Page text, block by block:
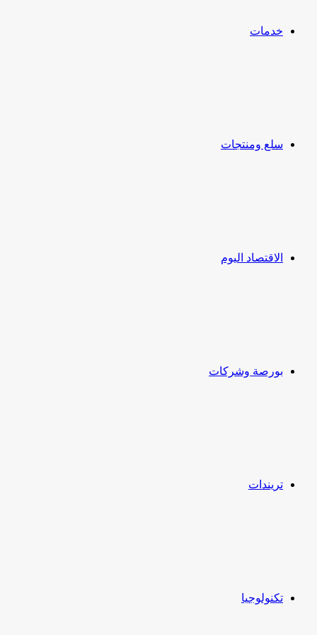
خدمات
سلع ومنتجات
الاقتصاد اليوم
بورصة وشركات
تريندات
تكنولوجيا